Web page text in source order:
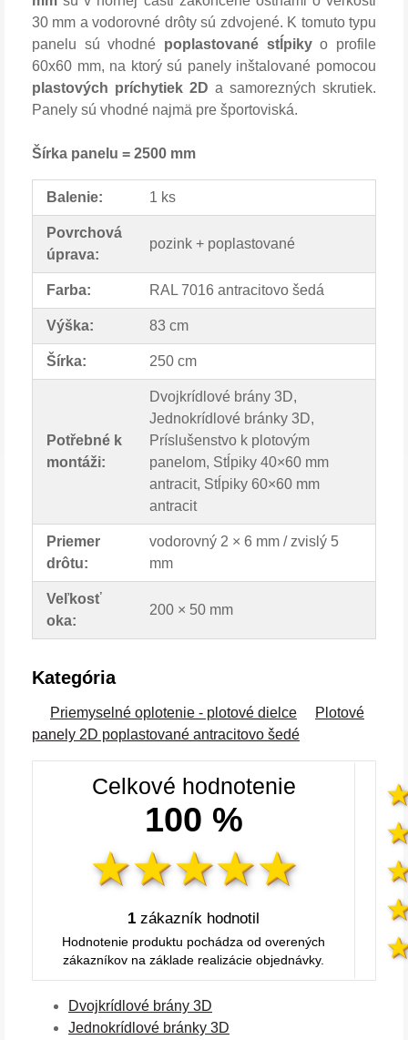
30 mm a vodorovné drôty sú zdvojené. K tomuto typu
panelu sú vhodné poplastované stĺpikyo profile
60x60 mm, na ktorý sú panely inštalované pomocou
plastových príchytiek 2D a samorezných skrutiek.
Panely sú vhodné najmä pre športoviská.
Šírka panelu = 2500 mm
Balenie: 1 ks
Povrchová
úprava:
pozink + poplastované
Farba: RAL 7016 antracitovo šedá
Výška: 83 cm
Šírka: 250 cm
Potřebné k
montáži:
Dvojkrídlové brány 3D,
Jednokrídlové bránky 3D,
Príslušenstvo k plotovým
panelom, Stĺpiky 40×60 mm
antracit, Stĺpiky 60×60 mm
antracit
Priemer
drôtu:
vodorovný 2 × 6 mm / zvislý 5
mm
Veľkosť
oka:
200 × 50 mm
Kategória
Priemyselné oplotenie - plotové dielce
Plotové
panely 2D poplastované antracitovo šedé
Celkové hodnotenie
100 %
1 zákazník hodnotil
Hodnotenie produktu pochádza od overených
zákazníkov na základe realizácie objednávky.
Dvojkrídlové brány 3D
Jednokrídlové bránky 3D